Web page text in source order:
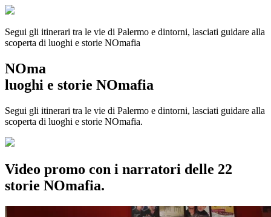
Segui gli itinerari tra le vie di Palermo e dintorni, lasciati guidare alla
scoperta di luoghi e storie NOmafia
NOma
luoghi e storie NOmafia
Segui gli itinerari tra le vie di Palermo e dintorni, lasciati guidare alla
scoperta di luoghi e storie NOmafia.
Video promo con i narratori delle 22
storie NOmafia.